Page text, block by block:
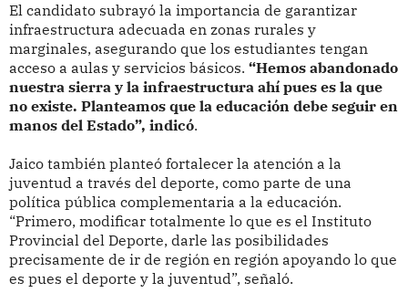
El candidato subrayó la importancia de garantizar
infraestructura adecuada en zonas rurales y
marginales, asegurando que los estudiantes tengan
acceso a aulas y servicios básicos. “Hemos abandonado
nuestra sierra y la infraestructura ahí pues es la que
no existe. Planteamos que la educación debe seguir en
manos del Estado”, indicó.
Jaico también planteó fortalecer la atención a la
juventud a través del deporte, como parte de una
política pública complementaria a la educación.
“Primero, modificar totalmente lo que es el Instituto
Provincial del Deporte, darle las posibilidades
precisamente de ir de región en región apoyando lo que
es pues el deporte y la juventud”, señaló.